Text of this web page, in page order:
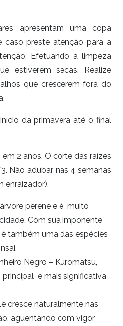
apresentam uma copa
caso preste atenção para a
Efetuando a limpeza
estiverem secas. Realize
que crescerem fora do
da primavera até o final
em 2 anos. O corte das raízes
Não adubar nas 4 semanas
enraizador).
perene e é muito
Com sua imponente
também uma das espécies
Negro – Kuromatsu,
e mais significativa
cresce naturalmente nas
aguentando com vigor